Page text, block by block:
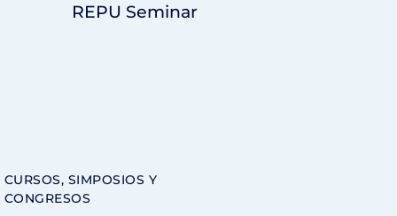
REPU Seminar
CURSOS, SIMPOSIOS Y
CONGRESOS